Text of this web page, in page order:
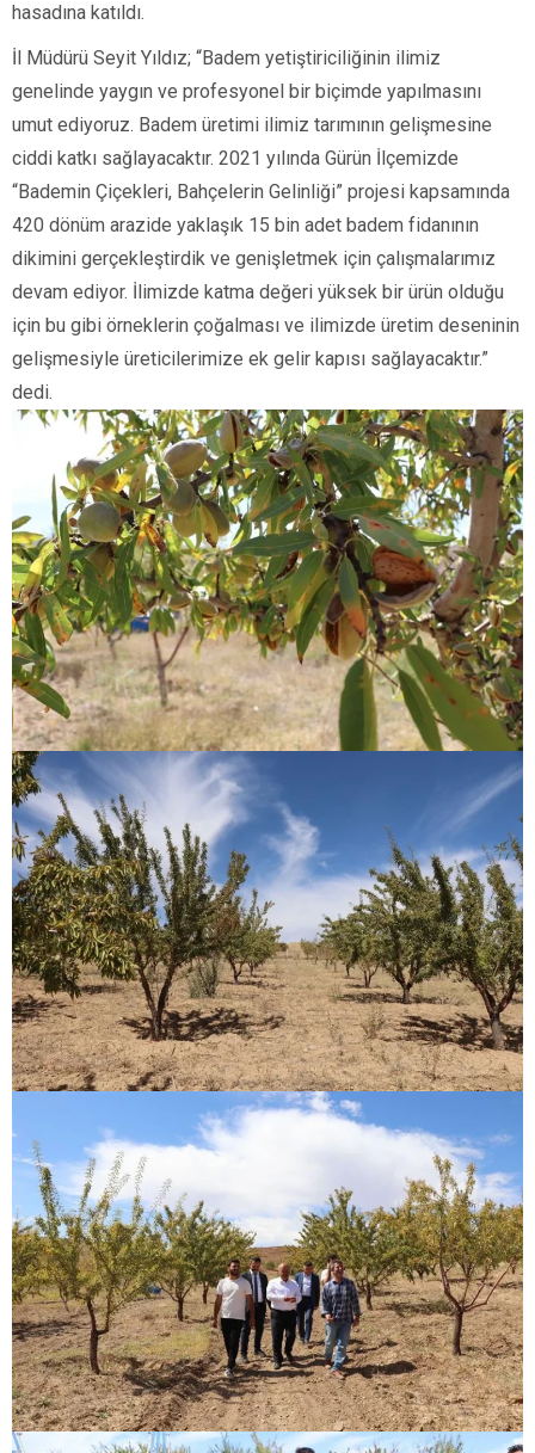
hasadına katıldı.
İl Müdürü Seyit Yıldız; “Badem yetiştiriciliğinin ilimiz
genelinde yaygın ve profesyonel bir biçimde yapılmasını
umut ediyoruz. Badem üretimi ilimiz tarımının gelişmesine
ciddi katkı sağlayacaktır. 2021 yılında Gürün İlçemizde
“Bademin Çiçekleri, Bahçelerin Gelinliği” projesi kapsamında
420 dönüm arazide yaklaşık 15 bin adet badem fidanının
dikimini gerçekleştirdik ve genişletmek için çalışmalarımız
devam ediyor. İlimizde katma değeri yüksek bir ürün olduğu
için bu gibi örneklerin çoğalması ve ilimizde üretim deseninin
gelişmesiyle üreticilerimize ek gelir kapısı sağlayacaktır.”
dedi.